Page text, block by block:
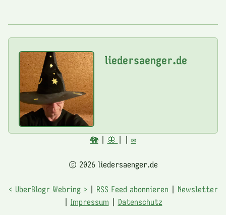
liedersaenger.de
🐘| 🦋 | | ✉️
© 2026 liedersaenger.de
< UberBlogr Webring > | RSS Feed abonnieren | Newsletter
| Impressum | Datenschutz